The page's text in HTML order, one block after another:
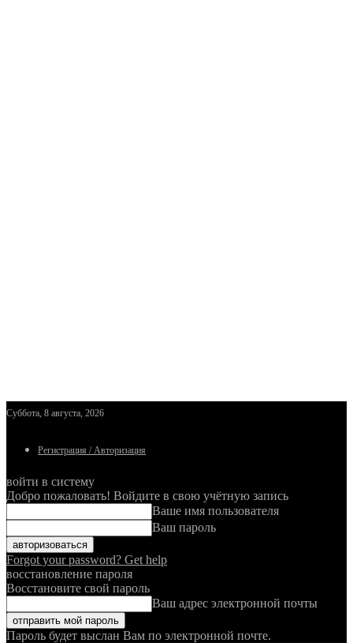
Суббота, 8 августа, 2026
Регистрация / Авторизация
войти в систему
Добро пожаловать! Войдите в свою учётную запись
Ваше имя пользователя
Ваш пароль
Forgot your password? Get help
восстановление пароля
Восстановите свой пароль
Ваш адрес электронной почты
Пароль будет выслан Вам по электронной почте.